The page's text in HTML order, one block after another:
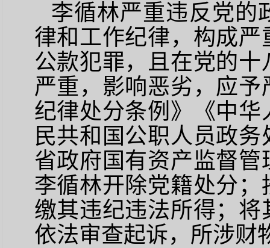
李循林严重违反党的
律和工作纪律，构成
公款犯罪，且在党的
严重，影响恶劣，应
纪律处分条例》《中
民共和国公职人员政
省政府国有资产监督
李循林开除党籍处分
缴其违纪违法所得；
依法审查起诉，所涉财